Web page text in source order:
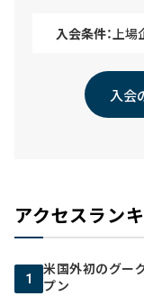
入会条件：上場
入会
アクセスラン
1
米国外初のグー
プン